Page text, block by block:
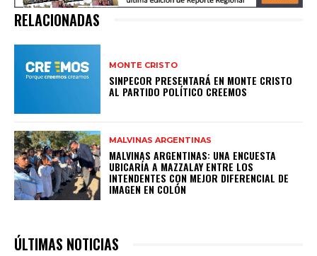
RELACIONADAS
MONTE CRISTO
SINPECOR PRESENTARÁ EN MONTE CRISTO
AL PARTIDO POLÍTICO CREEMOS
MALVINAS ARGENTINAS
MALVINAS ARGENTINAS: UNA ENCUESTA
UBICARÍA A MAZZALAY ENTRE LOS
INTENDENTES CON MEJOR DIFERENCIAL DE
IMAGEN EN COLÓN
ÚLTIMAS NOTICIAS